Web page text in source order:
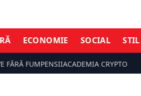
ECONOMIE SOCIAL
FĂRĂ FUMPENSIIACADEMIA CRYPTO